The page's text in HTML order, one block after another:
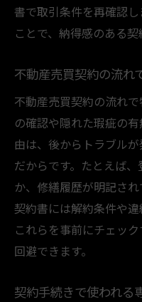
売主・買主そ
とは
不動産売買の
コツ
重要書類の保
売主・買主双方
売主・買主が
方法
売主・買主の
書で取引条件を再確認
ことで、納得感のある契
不動産売買契約の流れ
不動産売買契約の流れ
の確認や隠れた瑕疵の
由は、後からトラブル
だからです。たとえば
か、修繕履歴が明記され
契約書には解約条件や違
これらを事前にチェッ
回避できます。
契約手続きで使われる